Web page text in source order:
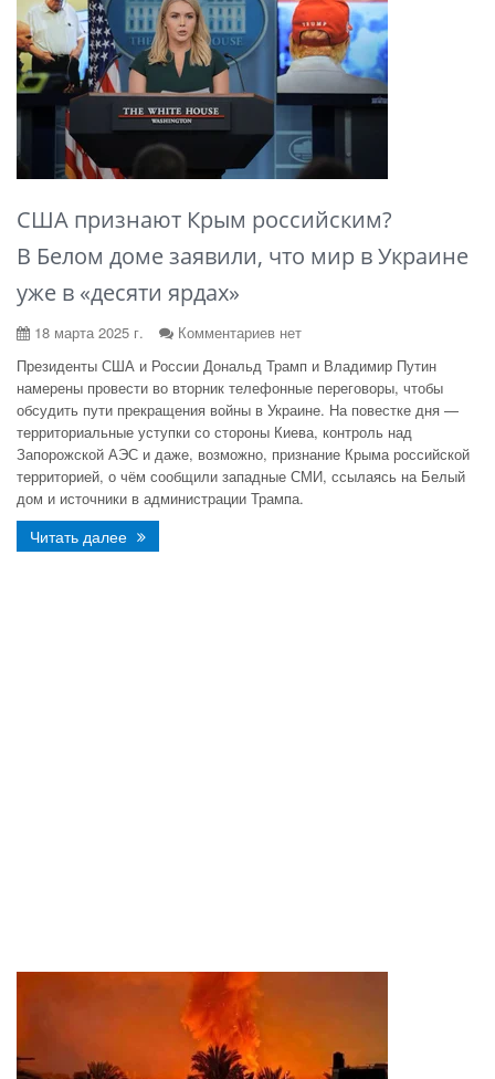
США признают Крым российским?
В Белом доме заявили, что мир в Украине
уже в «десяти ярдах»
18 марта 2025 г.
Комментариев нет
Президенты США и России Дональд Трамп и Владимир Путин
намерены провести во вторник телефонные переговоры, чтобы
обсудить пути прекращения войны в Украине. На повестке дня —
территориальные уступки со стороны Киева, контроль над
Запорожской АЭС и даже, возможно, признание Крыма российской
территорией, о чём сообщили западные СМИ, ссылаясь на Белый
дом и источники в администрации Трампа.
Читать далее